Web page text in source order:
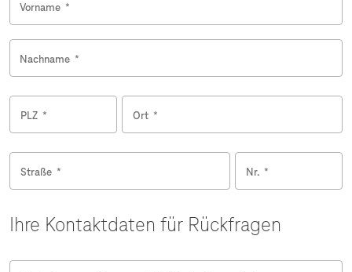
Vorname *
Nachname *
PLZ * Ort *
Straße * Nr. *
Ihre Kontaktdaten für Rückfragen